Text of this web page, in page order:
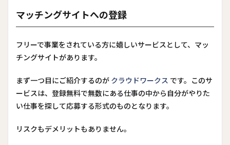
マッチングサイトへの登録
フリーで事業をされている方に嬉しいサービスとして、マッ
チングサイトがあります。
まず一つ目にご紹介するのが クラウドワークス です。このサ
ービスは、登録無料で無数にある仕事の中から自分がやりた
い仕事を探して応募する形式のものとなります。
リスクもデメリットもありません。